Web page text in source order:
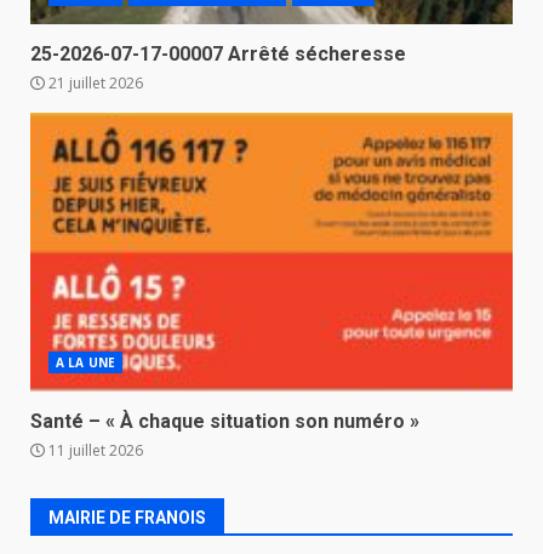
25-2026-07-17-00007 Arrêté sécheresse
21 juillet 2026
A LA UNE
Santé – « À chaque situation son numéro »
11 juillet 2026
MAIRIE DE FRANOIS